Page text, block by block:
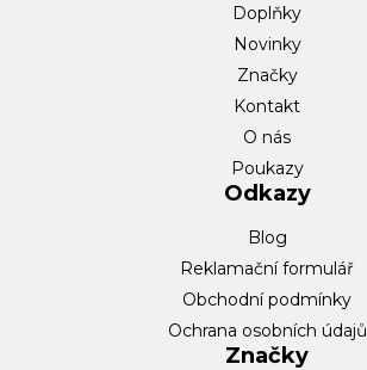
Doplňky
Novinky
Značky
Kontakt
O nás
Poukazy
Odkazy
Blog
Reklamační formulář
Obchodní podmínky
Ochrana osobních údajů
Značky